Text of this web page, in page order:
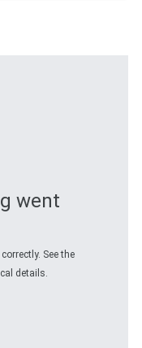
went
See the
details.